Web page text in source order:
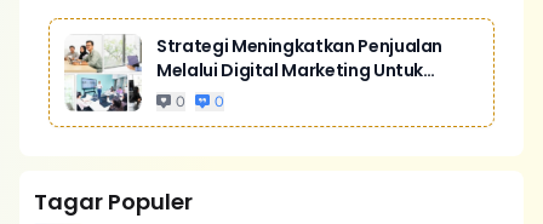
Strategi Meningkatkan Penjualan
Melalui Digital Marketing Untuk
Bisnis Yang Lebih Kompetitif
0 0
Tagar Populer